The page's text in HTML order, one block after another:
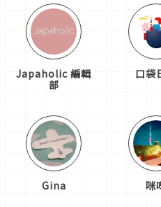
Japaholic 編輯
部
口袋
Gina 咪